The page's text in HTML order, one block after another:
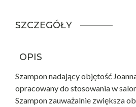
SZCZEGÓŁY
OPIS
Szampon nadający objętość
opracowany do stosowania w
Szampon zauważalnie zwiększa